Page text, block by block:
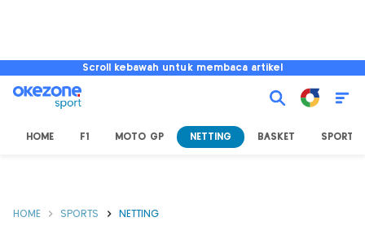
Scroll kebawah untuk membaca artikel
HOME F1 MOTO GP NETTING BASKET SPORT
HOME SPORTS NETTING